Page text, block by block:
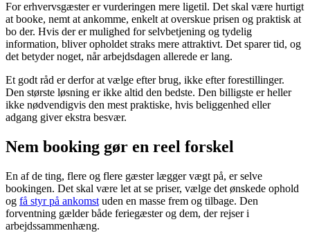
For erhvervsgæster er vurderingen mere ligetil. Det skal være hurtigt
at booke, nemt at ankomme, enkelt at overskue prisen og praktisk at
bo der. Hvis der er mulighed for selvbetjening og tydelig
information, bliver opholdet straks mere attraktivt. Det sparer tid, og
det betyder noget, når arbejdsdagen allerede er lang.
Et godt råd er derfor at vælge efter brug, ikke efter forestillinger.
Den største løsning er ikke altid den bedste. Den billigste er heller
ikke nødvendigvis den mest praktiske, hvis beliggenhed eller
adgang giver ekstra besvær.
Nem booking gør en reel forskel
En af de ting, flere og flere gæster lægger vægt på, er selve
bookingen. Det skal være let at se priser, vælge det ønskede ophold
og få styr på ankomst uden en masse frem og tilbage. Den
forventning gælder både feriegæster og dem, der rejser i
arbejdssammenhæng.